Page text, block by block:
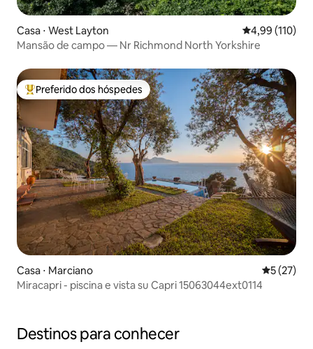
Casa ⋅ West Layton 4,99 de uma
4,99 (110)
Mansão de campo — Nr Richmond North Yorkshire
Entre os melhores preferidos dos hóspedes
Preferido dos hóspedes
Casa ⋅ Marciano 5 de uma
5 (27)
Miracapri - piscina e vista su Capri 15063044ext0114
Destinos para conhecer